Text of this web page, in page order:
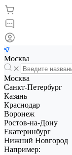
Москва
Москва
Санкт-Петербург
Казань
Краснодар
Воронеж
Ростов-на-Дону
Екатеринбург
Нижний Новгород
Например: